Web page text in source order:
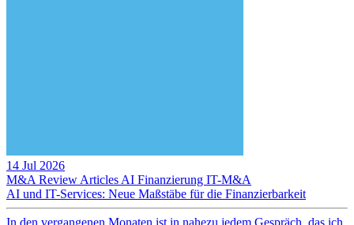
14 Jul 2026
M&A Review Articles AI Finanzierung IT-M&A
AI und IT-Services: Neue Maßstäbe für die Finanzierbarkeit
In den vergangenen Monaten ist in nahezu jedem Gespräch, das ich